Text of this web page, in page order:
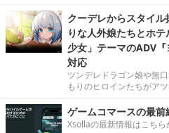
クーデレからスタイ
りな人外娘たちとホ
少女」テーマのADV
対応
ツンデレドラゴン娘や無
もりのヒロインたちがアツ
ゲームコマースの最
Xsollaの最新情報はこちら